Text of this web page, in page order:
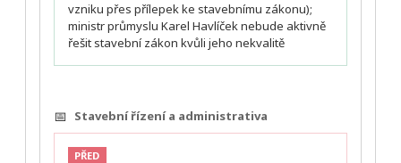
vzniku přes přílepek ke stavebnímu zákonu);
ministr průmyslu Karel Havlíček nebude aktivně
řešit stavební zákon kvůli jeho nekvalitě
📅 Stavební řízení a administrativa
PŘED